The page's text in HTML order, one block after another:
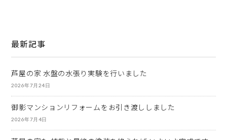
最新記事
芦屋の家 水盤の水張り実験を行いました
2026年7月24日
御影マンションリフォームをお引き渡ししました
2026年7月4日